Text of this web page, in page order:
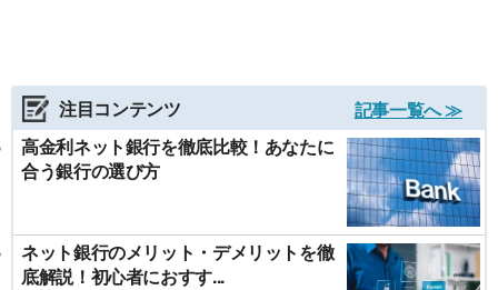
注目コンテンツ
記事一覧へ ≫
高金利ネット銀行を徹底比較！あなたに
合う銀行の選び方
ネット銀行のメリット・デメリットを徹
底解説！初心者におすす...